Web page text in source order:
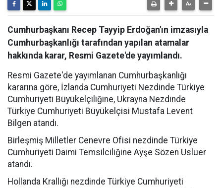
Cumhurbaşkanı Recep Tayyip Erdoğan'ın imzasıyla
Cumhurbaşkanlığı tarafından yapılan atamalar
hakkında karar, Resmi Gazete'de yayımlandı.
Resmi Gazete'de yayımlanan Cumhurbaşkanlığı
kararına göre, İzlanda Cumhuriyeti Nezdinde Türkiye
Cumhuriyeti Büyükelçiliğine, Ukrayna Nezdinde
Türkiye Cumhuriyeti Büyükelçisi Mustafa Levent
Bilgen atandı.
Birleşmiş Milletler Cenevre Ofisi nezdinde Türkiye
Cumhuriyeti Daimi Temsilciliğine Ayşe Sözen Usluer
atandı.
Hollanda Krallığı nezdinde Türkiye Cumhuriyeti